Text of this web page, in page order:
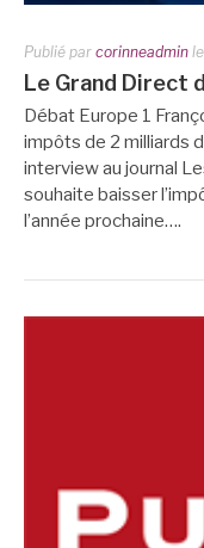
Publié par corinneadmin le
Le Grand Direct
Débat Europe 1
impôts de 2 milliards
interview au journal
souhaite baisser
l’année prochaine….